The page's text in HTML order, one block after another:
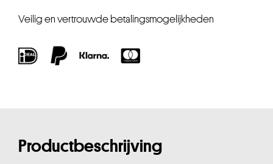
Veilig en vertrouwde betalingsmogelijkheden
Productbeschrijving